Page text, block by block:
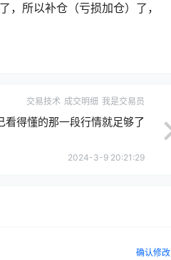
所以补仓（亏损加仓）了，
交易技术 成交明细 我是交易员
看得懂的那一段行情就足够了
2024-3-9 20:21:29
确认修改